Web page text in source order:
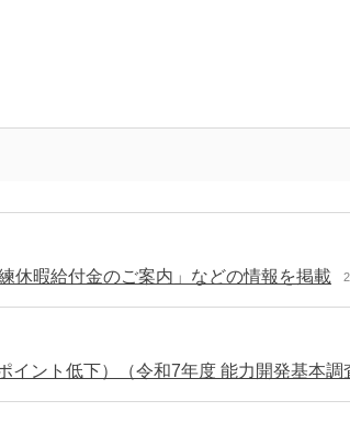
休暇給付金のご案内」などの情報を掲載
ント低下）（令和7年度 能力開発基本調